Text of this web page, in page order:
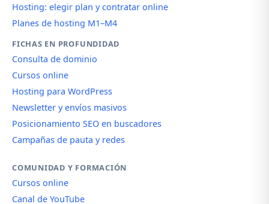
Hosting: elegir plan y contratar online
Planes de hosting M1–M4
FICHAS EN PROFUNDIDAD
Consulta de dominio
Cursos online
Hosting para WordPress
Newsletter y envíos masivos
Posicionamiento SEO en buscadores
Campañas de pauta y redes
COMUNIDAD Y FORMACIÓN
Cursos online
Canal de YouTube